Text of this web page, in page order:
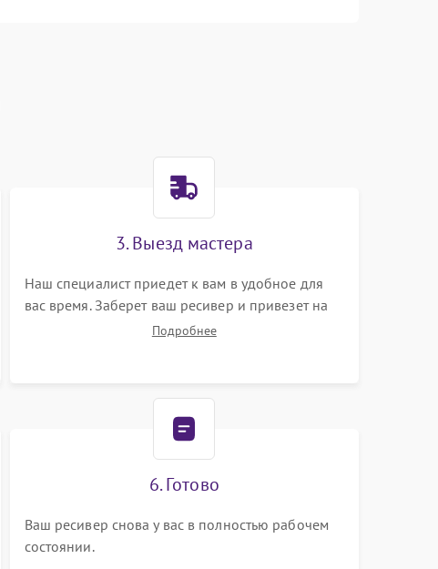
3. Выезд мастера
Наш специалист приедет к вам в удобное для
вас время. Заберет ваш ресивер и привезет на
склад для диагностики.Подробнее
6. Готово
Ваш ресивер снова у вас в полностью рабочем
состоянии.